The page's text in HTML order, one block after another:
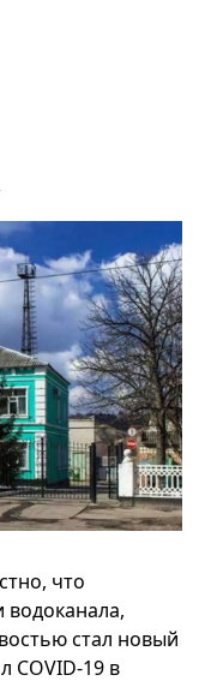
что
водоканала,
стал новый
COVID-19 в